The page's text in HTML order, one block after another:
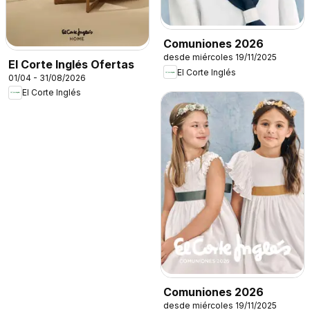
El Corte Inglés Ofertas
01/04 - 31/08/2026
El Corte Inglés
Comuniones 2026
desde miércoles 19/11/2025
El Corte Inglés
Comuniones 2026
desde miércoles 19/11/2025